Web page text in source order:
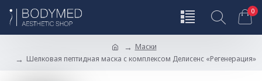
0
Маски
Шелковая пептидная маска с комплексом Делисенс «Регенерация»